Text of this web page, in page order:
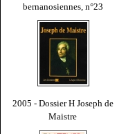
bernanosiennes, n°23
2005 - Dossier H Joseph de
Maistre